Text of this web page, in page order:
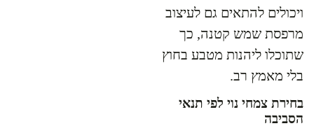
ויכולים להתאים גם לעיצוב
מרפסת שמש קטנה, כך
שתוכלו ליהנות מטבע בחוץ
בלי מאמץ רב.
בחירת צמחי נוי לפי תנאי
הסביבה